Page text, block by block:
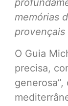
memórias
provençais
O Guia
precisa,